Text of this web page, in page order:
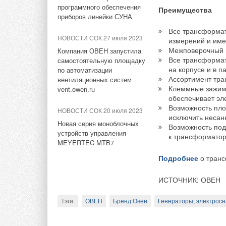
программного обеспечения
приборов линейки СУНА
НОВОСТИ СОК 27 июля 2023
Компания ОВЕН запустила
самостоятельную площадку
по автоматизации
вентиляционных систем
vent.owen.ru
НОВОСТИ СОК 20 июля 2023
Новая серия моноблочных
устройств управления
MEYERTEC MTB7
Преимущества
Все
измерений и
Межповерочный
Все
на корпусе и в
Ассортимент
Клеммные
обеспечивает
Возможность
исключить
Возможность
к
Подробнее о
ИСТОЧНИК: ОВЕН
Тэги: ОВЕН Бренд Овен Генераторы,
построить
Societe beninoise
Бенина в 2020 году
электроэнергией.
Бенин,
электроэнергии из
разработал
эти проблемы. К
суверенитета
РАВИ считает, что
объединение
стране необходимо
целесообразности.
Ассоциация
программу ВИЭ-
Архитектура
запланированы
вопросам.
Регистрацияна
Ассоциация